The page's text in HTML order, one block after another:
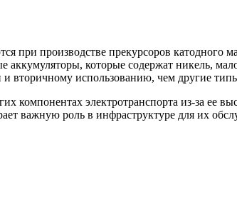
при производстве прекурсоров катодного
которые содержат никель,
вторичному использованию, чем другие
компонентах электротранспорта из-за ее
важную роль в инфраструктуре для их